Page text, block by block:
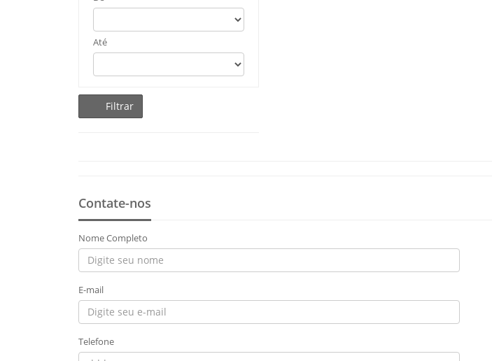
Até
Filtrar
Contate-nos
Nome Completo
E-mail
Telefone